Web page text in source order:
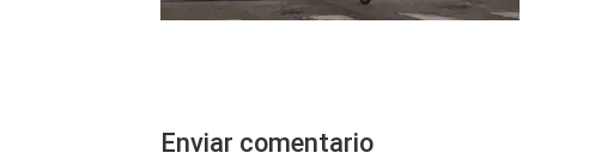
Enviar comentario